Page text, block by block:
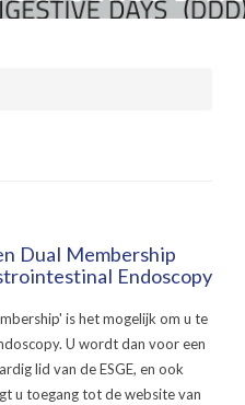
Dual Membership
Endoscopy
is het mogelijk om u te
U wordt dan voor een
lid van de ESGE, en ook
u toegang tot de website van